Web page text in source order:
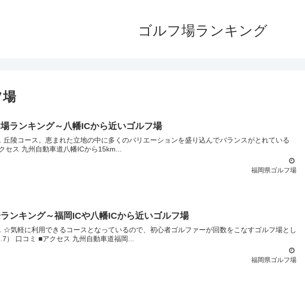
ゴルフ場ランキング
ランキング～八幡ICから近いゴルフ場
総合評価（4.3） 口コミ ■アクセス 九州自動車道八幡ICから15km...
福岡県ゴルフ場
ンキング～福岡ICや八幡ICから近いゴルフ場
ても最適です☆ 総合評価（3.7） 口コミ ■アクセス 九州自動車道福岡...
福岡県ゴルフ場